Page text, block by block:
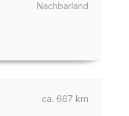
Nachbarland
ca. 667 km